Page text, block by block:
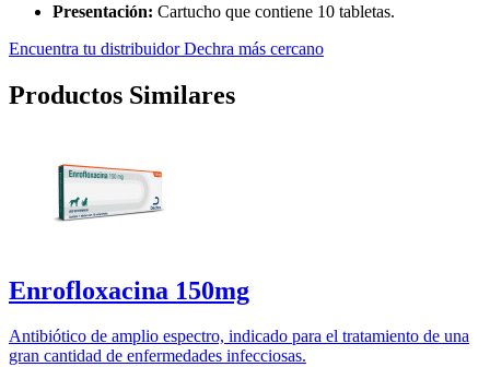
Presentación: Cartucho que contiene 10 tabletas.
Encuentra tu distribuidor Dechra más cercano
Productos Similares
Enrofloxacina 150mg
Antibiótico de amplio espectro, indicado para el tratamiento de una
gran cantidad de enfermedades infecciosas.